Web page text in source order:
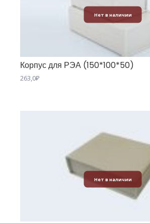
Нет в наличии
Корпус для РЭА (150*100*50)
263,0₽
Нет в наличии